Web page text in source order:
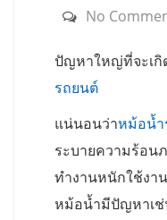
No
ปัญหาใหญ่ที่จะเกิ
รถยนต์
แน่นอนว่าหม้อน้
ระบายความร้อน
ทำงานหนักใช้งา
หม้อน้ำมีปัญหาเ